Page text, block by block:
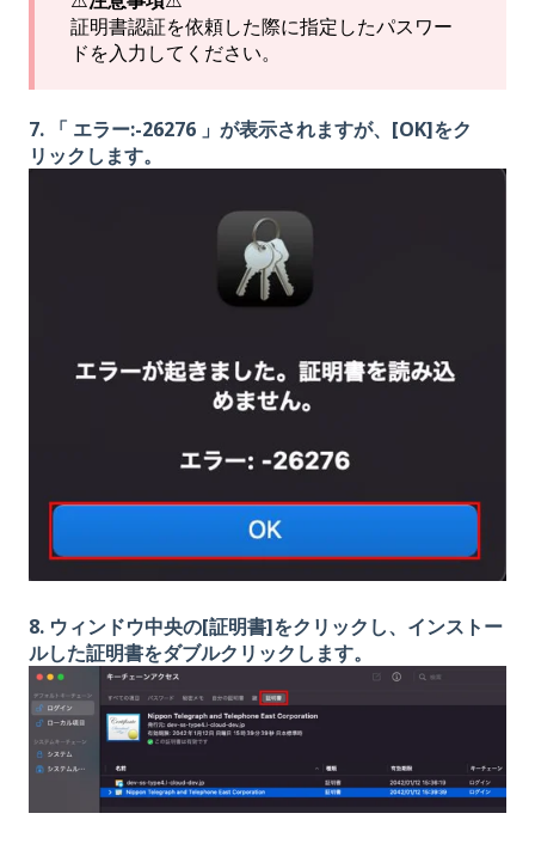
証明書認証を依頼した際に指定したパスワー
ドを入力してください。
7. 「 エラー:-26276 」が表示されますが、[OK]をク
リックします。
8. ウィンドウ中央の[証明書]をクリックし、インストー
ルした証明書をダブルクリックします。